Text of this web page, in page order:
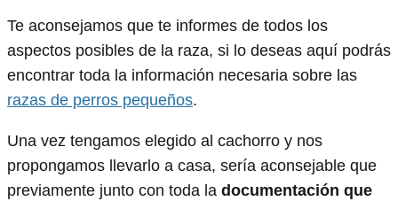
Te aconsejamos que te informes de todos los
aspectos posibles de la raza, si lo deseas aquí podrás
encontrar toda la información necesaria sobre las
razas de perros pequeños.
Una vez tengamos elegido al cachorro y nos
propongamos llevarlo a casa, sería aconsejable que
previamente junto con toda la documentación que